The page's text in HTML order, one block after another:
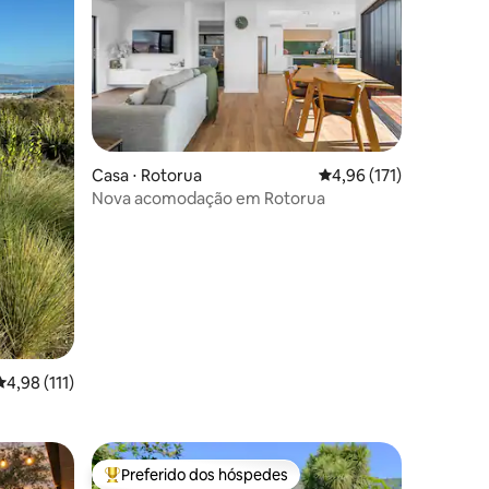
de uma avaliação média de 5, 111 avaliações
4,98 (111)
Casa ⋅ Rotorua 4,96 de uma avaliação
4,96 (171)
Nova acomodação em Rotorua
hóspedes Entre os melhores preferidos dos hóspedes
Preferido dos hóspedes